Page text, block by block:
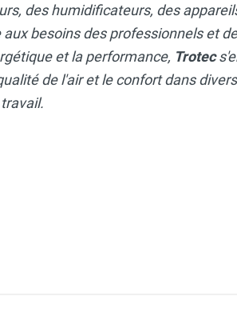
des humidificateurs, des
besoins des professionnels et
et la performance, Trotec
de l'air et le confort dans